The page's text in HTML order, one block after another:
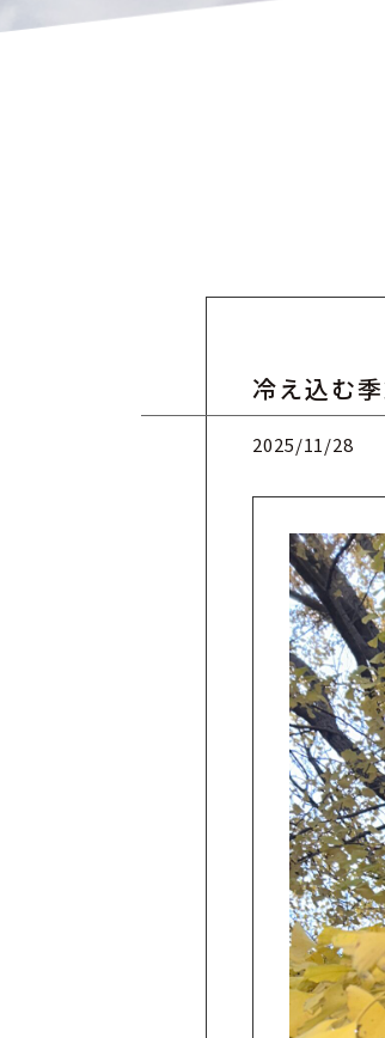
冷え込む
2025/11/28